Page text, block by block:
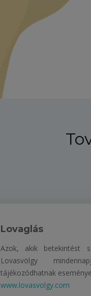
Lovaglás
Azok, akik betekintést
Lovasvölgy
tájékozódhatnak
www.lovasvolgy.com